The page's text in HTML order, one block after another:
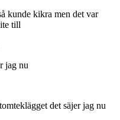
kunde kikra men det var
till
jag nu
det säjer jag nu